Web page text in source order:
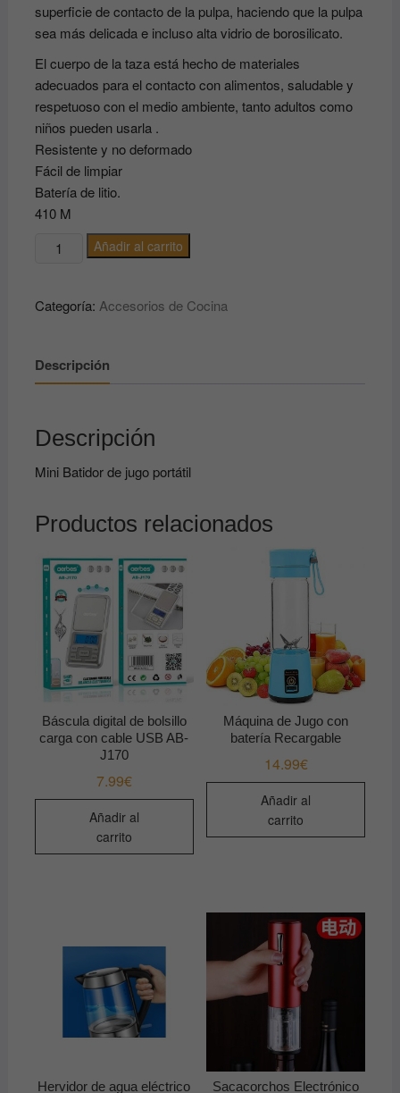
superficie de contacto de la pulpa, haciendo que la pulpa
sea más delicada e incluso alta vidrio de borosilicato.
El cuerpo de la taza está hecho de materiales
adecuados para el contacto con alimentos, saludable y
respetuoso con el medio ambiente, tanto adultos como
niños pueden usarla .
Resistente y no deformado
Fácil de limpiar
Batería de litio.
410 M
Mini
jugo
Añadir al carrito
Categoría: Accesorios de Cocina
Descripción
Descripción
Mini Batidor de jugo portátil
Productos relacionados
Báscula digital de bolsillo
carga con cable USB AB-
J170
7.99€
Añadir al
carrito
Máquina de Jugo con
batería Recargable
14.99€
Añadir al
carrito
Hervidor de agua eléctrico Sacacorchos Electrónico